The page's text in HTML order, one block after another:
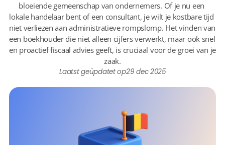
bloeiende gemeenschap van ondernemers. Of je nu een
lokale handelaar bent of een consultant, je wilt je kostbare tijd
niet verliezen aan administratieve rompslomp. Het vinden van
een boekhouder die niet alleen cijfers verwerkt, maar ook snel
en proactief fiscaal advies geeft, is cruciaal voor de groei van je
zaak.
Laatst geüpdatet op29 dec 2025